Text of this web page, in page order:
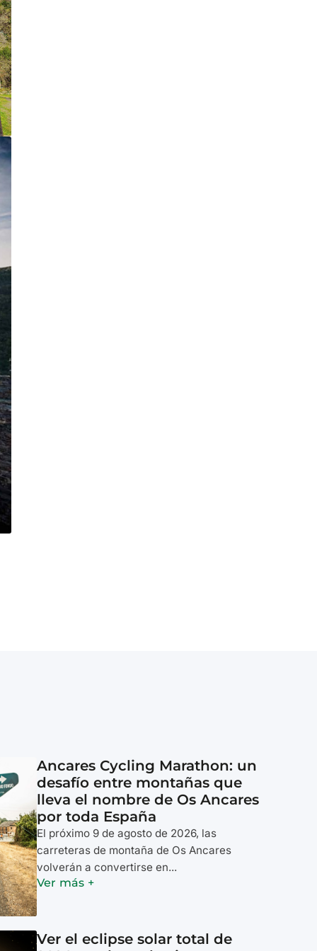
Ancares Cycling Marathon: un
desafío entre montañas que
lleva el nombre de Os Ancares
por toda España
El próximo 9 de agosto de 2026, las
carreteras de montaña de Os Ancares
volverán a convertirse en...
Ver más +
Ver el eclipse solar total de